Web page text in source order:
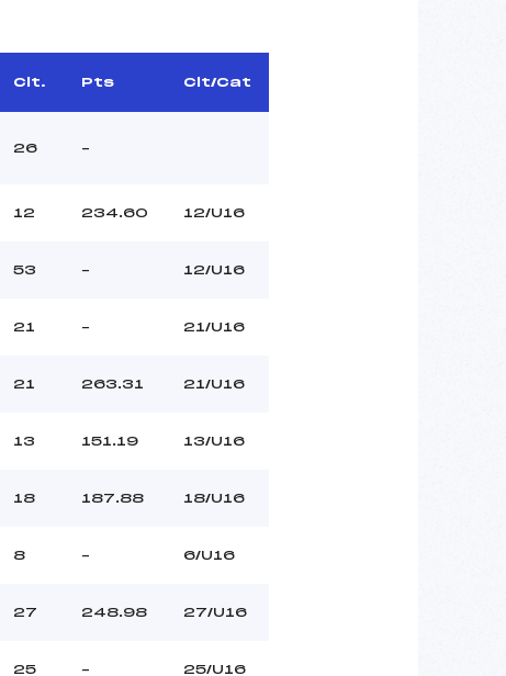
Clt. Pts Clt/Cat
26 –
12 234.60 12/U16
53 – 12/U16
21 – 21/U16
21 263.31 21/U16
13 151.19 13/U16
18 187.88 18/U16
8 – 6/U16
27 248.98 27/U16
25 – 25/U16